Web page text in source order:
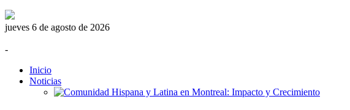
jueves 6 de agosto de 2026
-
Inicio
Noticias